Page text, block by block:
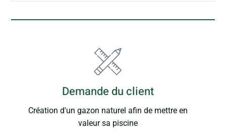
Demande du client
Création d'un gazon naturel afin de mettre en
valeur sa piscine